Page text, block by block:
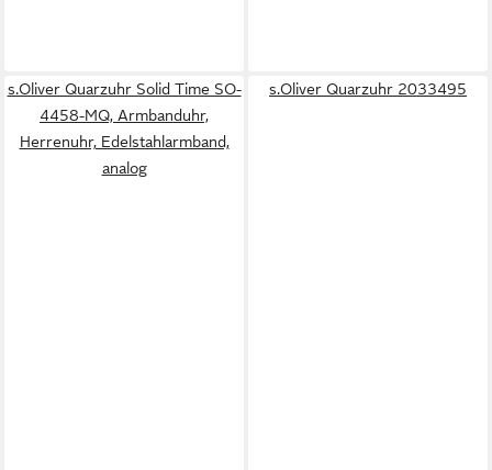
s.Oliver Quarzuhr Solid Time SO-
4458-MQ, Armbanduhr,
Herrenuhr, Edelstahlarmband,
analog
s.Oliver Quarzuhr 2033495